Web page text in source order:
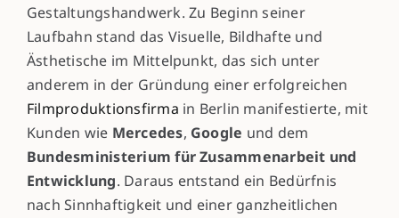
Gestaltungshandwerk. Zu Beginn seiner
Laufbahn stand das Visuelle, Bildhafte und
Ästhetische im Mittelpunkt, das sich unter
anderem in der Gründung einer erfolgreichen
Filmproduktionsfirma in Berlin manifestierte, mit
Kunden wie Mercedes, Google und dem
Bundesministerium für Zusammenarbeit und
Entwicklung. Daraus entstand ein Bedürfnis
nach Sinnhaftigkeit und einer ganzheitlichen